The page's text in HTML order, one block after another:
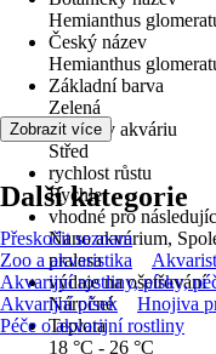
Hemianthus
Český název
Hemianthus
Základní barva
Zelená
poloha v akváriu
Střed
rychlost růstu
Rychle
vhodné pro
Nano akvárium,
pralesa
výdaje na ošetřování
Náročné
Teplota
18 °C - 26 °C
Zobrazit více
Další kategorie
Přeskočit seznam
Zoo a akvaristika
Akvarijní rostliny, písky,
Akvarijní písek
Hnojiva
Péče o akvarijní rostliny